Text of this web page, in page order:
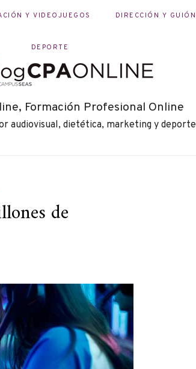
Y VIDEOJUEGOS DIRECCIÓN Y GUIÓN
DEPORTE
Formación Profesional Online
audiovisual, dietética, marketing y deporte
de